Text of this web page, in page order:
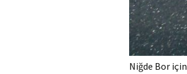
Niğde Bor